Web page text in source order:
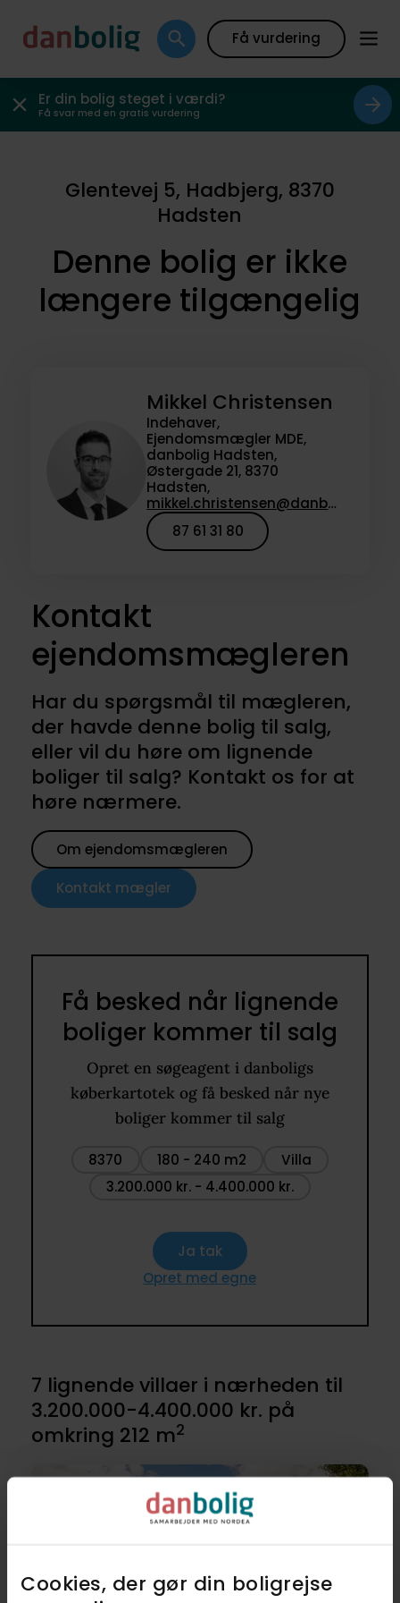
Cookies, der gør din boligrejse
Få vurdering
Er din bolig steget i værdi?
Få svar med en gratis vurdering
Glentevej 5, Hadbjerg, 8370
Hadsten
Denne bolig er ikke
længere tilgængelig
Mikkel Christensen
Indehaver,
Ejendomsmægler MDE,
danbolig Hadsten,
Østergade 21, 8370
Hadsten,
mikkel.christensen@danbolig.dk
87 61 31 80
Kontakt
ejendomsmægleren
Har du spørgsmål til mægleren,
der havde denne bolig til salg,
eller vil du høre om lignende
boliger til salg? Kontakt os for at
høre nærmere.
Om ejendomsmægleren
Kontakt mægler
Få besked når lignende
boliger kommer til salg
Opret en søgeagent i danboligs
køberkartotek og få besked når nye
boliger kommer til salg
8370 180 - 240 m2
Villa
3.200.000 kr. - 4.400.000 kr.
Ja tak
Opret med egne
7 lignende villaer i nærheden til
3.200.000-4.400.000 kr. på
omkring 212 m2